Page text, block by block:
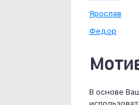
Ярослав
Федор
В основе